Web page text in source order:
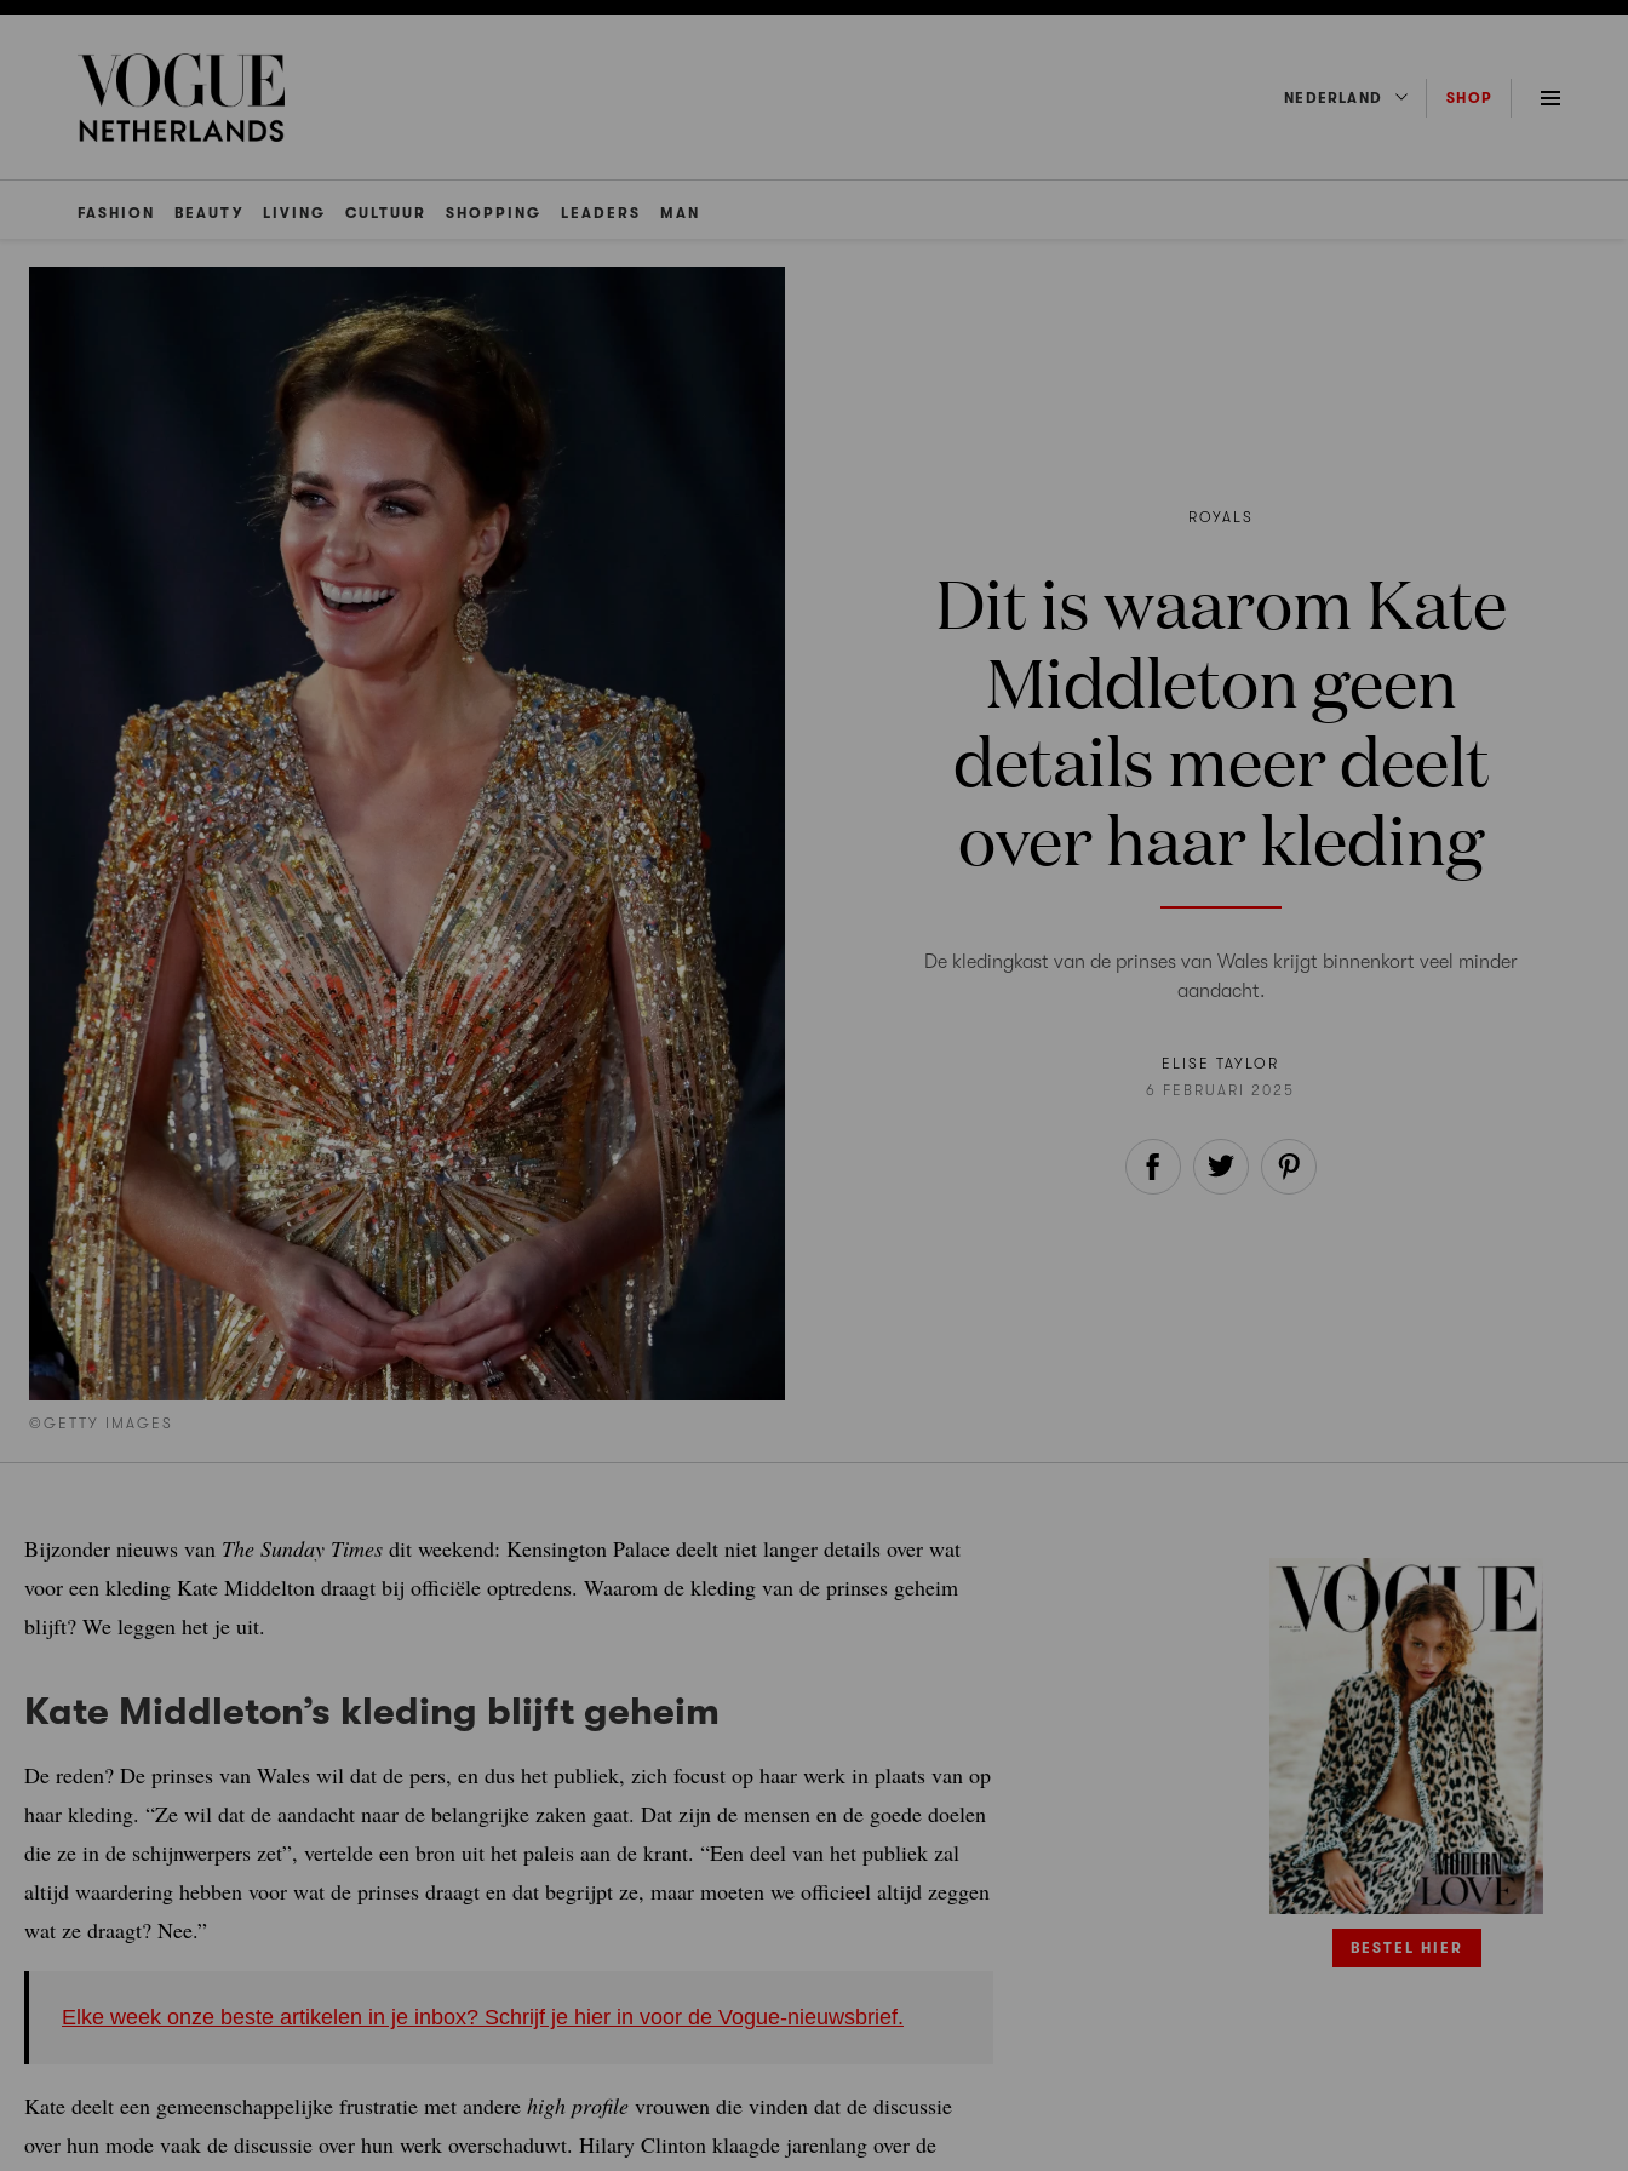
NEDERLAND SHOP
FASHION BEAUTY LIVING CULTUUR SHOPPING LEADERS MAN
©GETTY IMAGES
ROYALS
Dit is waarom Kate
Middleton geen
details meer deelt
over haar kleding
De kledingkast van de prinses van Wales krijgt binnenkort veel minder
aandacht.
ELISE TAYLOR
6 FEBRUARI 2025
Bijzonder nieuws van The Sunday Times dit weekend: Kensington Palace deelt niet langer details over wat
voor een kleding Kate Middelton draagt bij officiële optredens. Waarom de kleding van de prinses geheim
blijft? We leggen het je uit.
Kate Middleton’s kleding blijft geheim
De reden? De prinses van Wales wil dat de pers, en dus het publiek, zich focust op haar werk in plaats van op
haar kleding. “Ze wil dat de aandacht naar de belangrijke zaken gaat. Dat zijn de mensen en de goede doelen
die ze in de schijnwerpers zet”, vertelde een bron uit het paleis aan de krant. “Een deel van het publiek zal
altijd waardering hebben voor wat de prinses draagt en dat begrijpt ze, maar moeten we officieel altijd zeggen
wat ze draagt? Nee.”
Elke week onze beste artikelen in je inbox? Schrijf je hier in voor de Vogue-nieuwsbrief.
Kate deelt een gemeenschappelijke frustratie met andere high profile vrouwen die vinden dat de discussie
over hun mode vaak de discussie over hun werk overschaduwt. Hilary Clinton klaagde jarenlang over de
BESTEL HIER